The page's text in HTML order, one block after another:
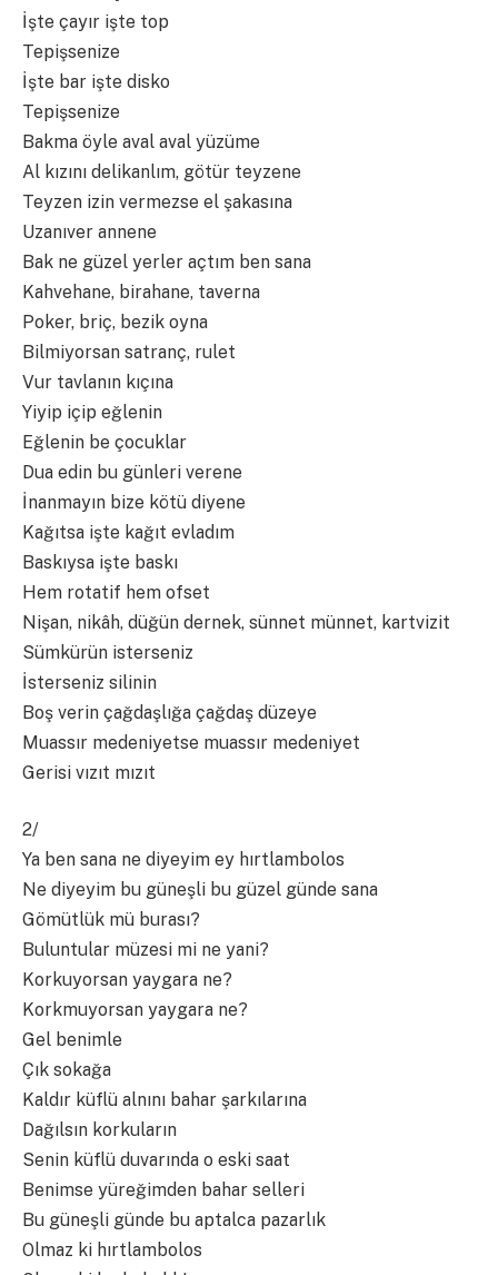
İşte çayır işte top
Tepişsenize
İşte bar işte disko
Tepişsenize
Bakma öyle aval aval yüzüme
Al kızını delikanlım, götür teyzene
Teyzen izin vermezse el şakasına
Uzanıver annene
Bak ne güzel yerler açtım ben sana
Kahvehane, birahane, taverna
Poker, briç, bezik oyna
Bilmiyorsan satranç, rulet
Vur tavlanın kıçına
Yiyip içip eğlenin
Eğlenin be çocuklar
Dua edin bu günleri verene
İnanmayın bize kötü diyene
Kağıtsa işte kağıt evladım
Baskıysa işte baskı
Hem rotatif hem ofset
Nişan, nikâh, düğün dernek, sünnet münnet, kartvizit
Sümkürün isterseniz
İsterseniz silinin
Boş verin çağdaşlığa çağdaş düzeye
Muassır medeniyetse muassır medeniyet
Gerisi vızıt mızıt
2/
Ya ben sana ne diyeyim ey hırtlambolos
Ne diyeyim bu güneşli bu güzel günde sana
Gömütlük mü burası?
Buluntular müzesi mi ne yani?
Korkuyorsan yaygara ne?
Korkmuyorsan yaygara ne?
Gel benimle
Çık sokağa
Kaldır küflü alnını bahar şarkılarına
Dağılsın korkuların
Senin küflü duvarında o eski saat
Benimse yüreğimden bahar selleri
Bu güneşli günde bu aptalca pazarlık
Olmaz ki hırtlambolos